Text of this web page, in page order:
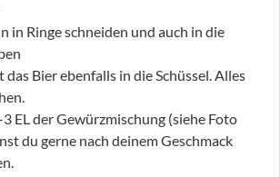
in Ringe schneiden und auch in die
das Bier ebenfalls in die Schüssel. Alles
EL der Gewürzmischung (siehe Foto
du gerne nach deinem Geschmack